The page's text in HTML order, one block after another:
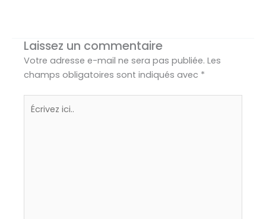
Laissez un commentaire
Votre adresse e-mail ne sera pas publiée. Les
champs obligatoires sont indiqués avec *
ici..